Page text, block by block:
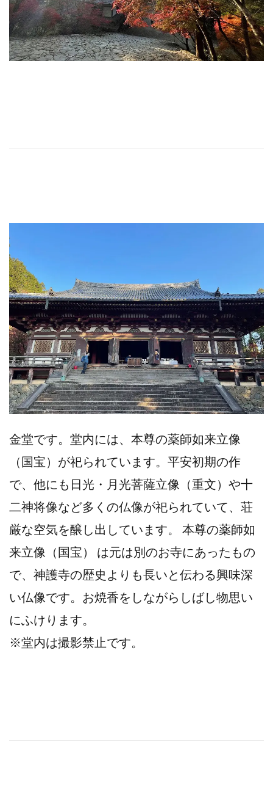
金堂です。堂内には、本尊の薬師如来立像
（国宝）が祀られています。平安初期の作
で、他にも日光・月光菩薩立像（重文）や十
二神将像など多くの仏像が祀られていて、荘
厳な空気を醸し出しています。 本尊の薬師如
来立像（国宝） は元は別のお寺にあったもの
で、神護寺の歴史よりも長いと伝わる興味深
い仏像です。お焼香をしながらしばし物思い
にふけります。
※堂内は撮影禁止です。